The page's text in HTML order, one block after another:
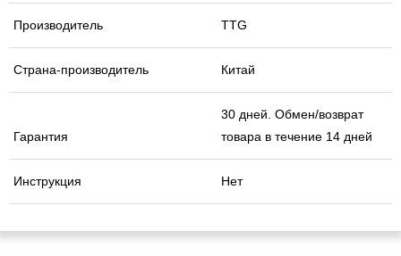
Производитель TTG
Страна-производитель Китай
Гарантия
30 дней. Обмен/возврат
товара в течение 14 дней
Инструкция Нет